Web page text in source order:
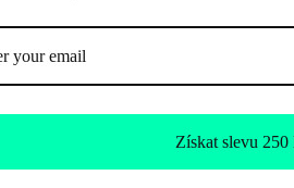
Získat slevu 250